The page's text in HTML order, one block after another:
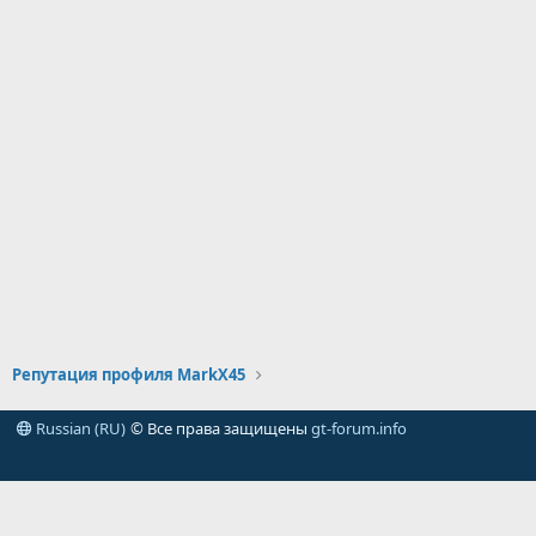
Репутация профиля MarkX45
Russian (RU) © Все права защищены gt-forum.info